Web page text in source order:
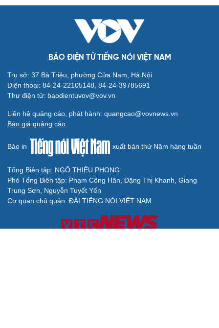
BÁO ĐIỆN TỬ TIẾNG NÓI VIỆT NAM
Trụ sở: 37 Bà Triệu, phường Cửa Nam, Hà Nội
Điện thoại: 84-24-22105148, 84-24-39785691
Thư điện tử: baodientuvov@vov.vn
Liên hệ quảng cáo, phát hành: quangcao@vovnews.vn
Báo giá quảng cáo
Báo in xuất bản thứ Năm hàng tuần
Tổng Biên tập: NGÔ THIỆU PHONG
Phó Tổng Biên tập: Phạm Công Hân, Đặng Thị Khanh, Giang
Trung Sơn, Nguyễn Tuyết Yến
Cơ quan chủ quản: ĐÀI TIẾNG NÓI VIỆT NAM